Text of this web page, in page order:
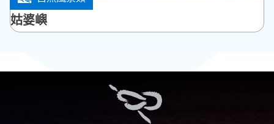
姑婆嶼